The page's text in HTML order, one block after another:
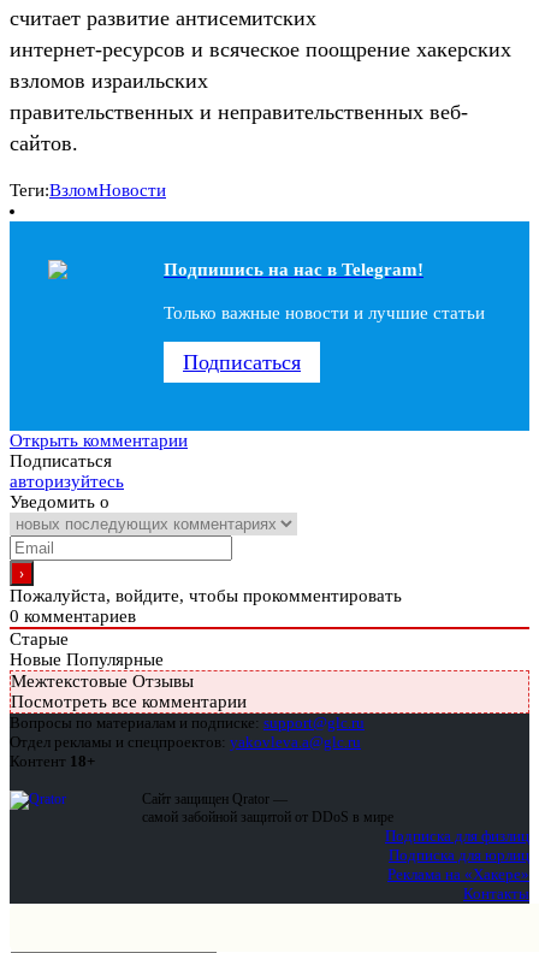
считает развитие антисемитских
интернет-ресурсов и всяческое поощрение хакерских
взломов израильских
правительственных и неправительственных веб-
сайтов.
Теги:ВзломНовости
Подпишись на наc в Telegram!
Только важные новости и лучшие статьи
Подписаться
Открыть комментарии
Подписаться
авторизуйтесь
Уведомить о
Пожалуйста, войдите, чтобы прокомментировать
0 комментариев
Старые
Новые Популярные
Межтекстовые Отзывы
Посмотреть все комментарии
Вопросы по материалам и подписке: support@glc.ru
Отдел рекламы и спецпроектов: yakovleva.a@glc.ru
Контент 18+
Сайт защищен Qrator —
самой забойной защитой от DDoS в мире
Подписка для физлиц
Подписка для юрлиц
Реклама на «Хакере»
Контакты